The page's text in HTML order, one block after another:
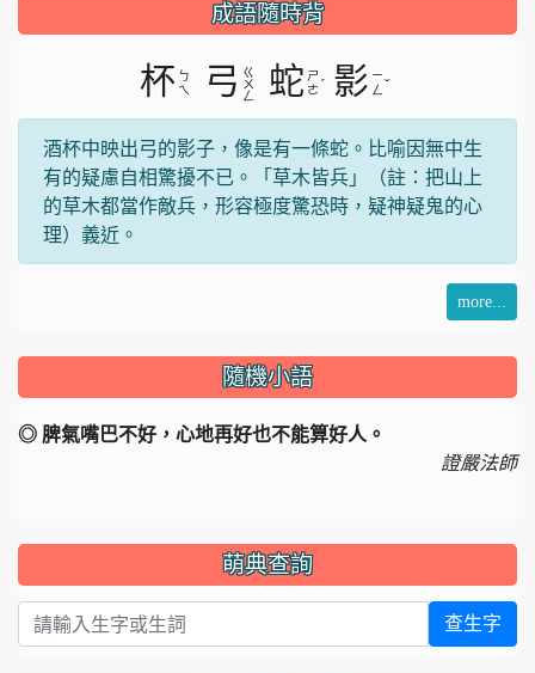
成語隨時背
杯 ㄅ
ㄟ
弓 ㄍ
ㄨ
ㄥ
蛇 ㄕ
ㄜˊ 影 ㄧ
ㄥ ˇ
酒杯中映出弓的影子，像是有一條蛇。比喻因無中生
有的疑慮自相驚擾不已。「草木皆兵」（註：把山上
的草木都當作敵兵，形容極度驚恐時，疑神疑鬼的心
理）義近。
more...
隨機小語
◎ 脾氣嘴巴不好，心地再好也不能算好人。
證嚴法師
萌典查詢
查生字